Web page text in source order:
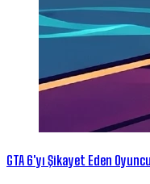
GTA 6'yı Şikayet Eden